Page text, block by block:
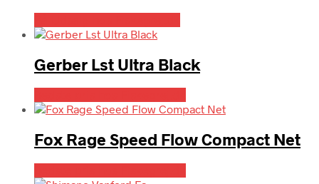
Gerber Lst Ultra Black
Fox Rage Speed Flow Compact Net